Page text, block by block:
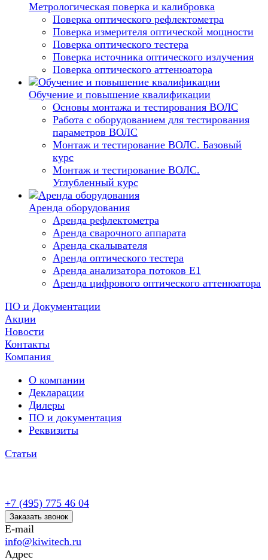
Метрологическая поверка и калибровка
Поверка оптического рефлектометра
Поверка измерителя оптической мощности
Поверка оптического тестера
Поверка источника оптического излучения
Поверка оптического аттенюатора
Обучение и повышение квалификации
Основы монтажа и тестирования ВОЛС
Работа с оборудованием для тестирования
параметров ВОЛС
Монтаж и тестирование ВОЛС. Базовый
курс
Монтаж и тестирование ВОЛС.
Углубленный курс
Аренда оборудования
Аренда рефлектометра
Аренда сварочного аппарата
Аренда скалывателя
Аренда оптического тестера
Аренда анализатора потоков Е1
Аренда цифрового оптического аттенюатора
ПО и Документации
Акции
Новости
Контакты
Компания
О компании
Декларации
Дилеры
ПО и документация
Реквизиты
Статьи
+7 (495) 775 46 04
Заказать звонок
E-mail
info@kiwitech.ru
Адрес